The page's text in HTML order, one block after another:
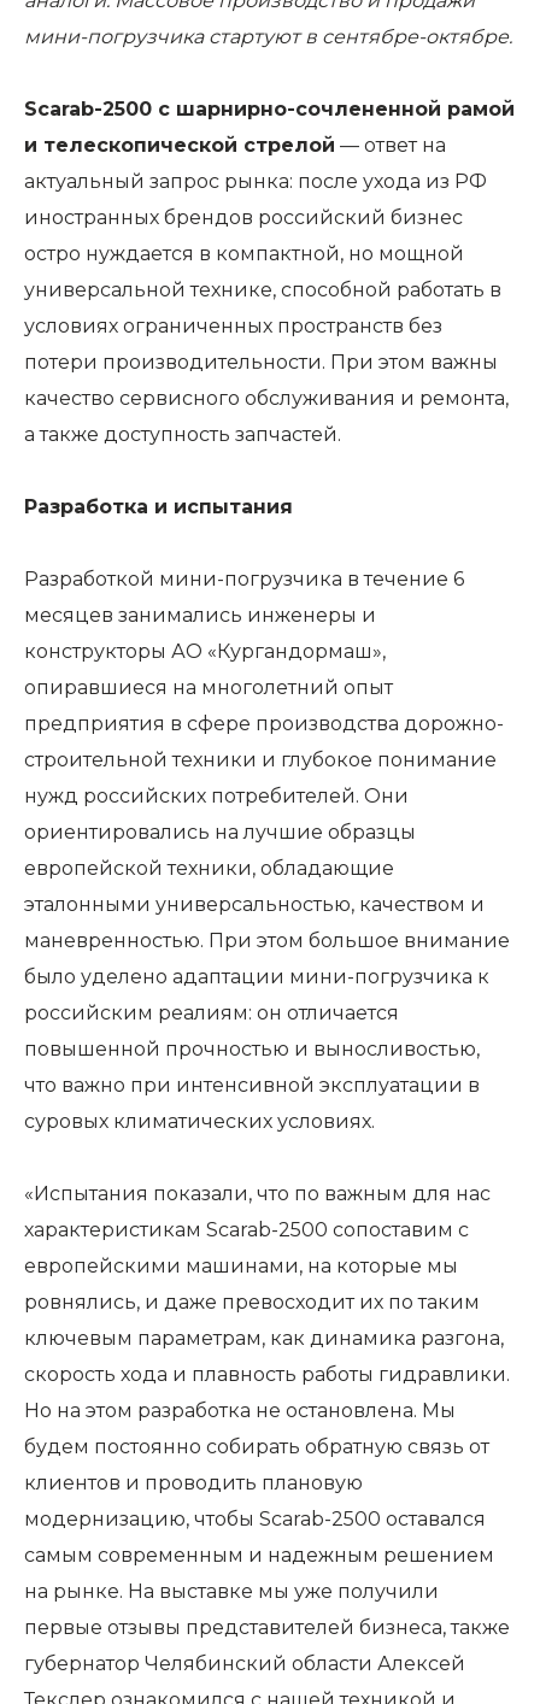
мини-погрузчика стартуют в сентябре-октябре.
Scarab-2500 с шарнирно-сочлененной рамой
и телескопической стрелой — ответ на
актуальный запрос рынка: после ухода из РФ
иностранных брендов российский бизнес
остро нуждается в компактной, но мощной
универсальной технике, способной работать в
условиях ограниченных пространств без
потери производительности. При этом важны
качество сервисного обслуживания и ремонта,
а также доступность запчастей.
Разработка и испытания
Разработкой мини-погрузчика в течение 6
месяцев занимались инженеры и
конструкторы АО «Кургандормаш»,
опиравшиеся на многолетний опыт
предприятия в сфере производства дорожно-
строительной техники и глубокое понимание
нужд российских потребителей. Они
ориентировались на лучшие образцы
европейской техники, обладающие
эталонными универсальностью, качеством и
маневренностью. При этом большое внимание
было уделено адаптации мини-погрузчика к
российским реалиям: он отличается
повышенной прочностью и выносливостью,
что важно при интенсивной эксплуатации в
суровых климатических условиях.
«Испытания показали, что по важным для нас
характеристикам Scarab-2500 сопоставим с
европейскими машинами, на которые мы
ровнялись, и даже превосходит их по таким
ключевым параметрам, как динамика разгона,
скорость хода и плавность работы гидравлики.
Но на этом разработка не остановлена. Мы
будем постоянно собирать обратную связь от
клиентов и проводить плановую
модернизацию, чтобы Scarab-2500 оставался
самым современным и надежным решением
на рынке. На выставке мы уже получили
первые отзывы представителей бизнеса, также
губернатор Челябинский области Алексей